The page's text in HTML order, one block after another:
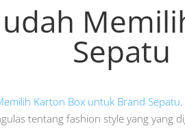
Sepatu
Karton Box untuk Brand Sepatu
tentang fashion style yang yang